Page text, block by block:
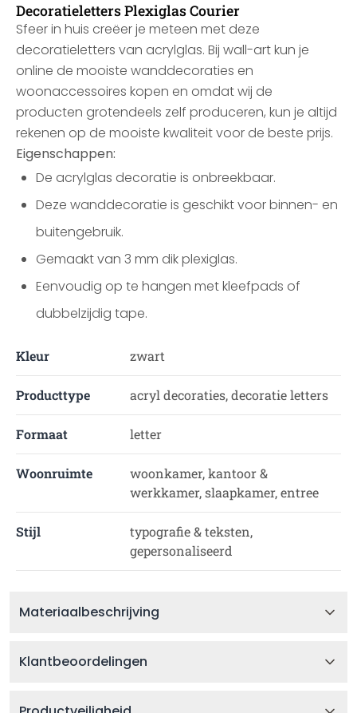
Decoratieletters Plexiglas Courier
Sfeer in huis creëer je meteen met deze
decoratieletters van acrylglas. Bij wall-art kun je
online de mooiste wanddecoraties en
woonaccessoires kopen en omdat wij de
producten grotendeels zelf produceren, kun je altijd
rekenen op de mooiste kwaliteit voor de beste prijs.
Eigenschappen:
De acrylglas decoratie is onbreekbaar.
Deze wanddecoratie is geschikt voor binnen- en
buitengebruik.
Gemaakt van 3 mm dik plexiglas.
Eenvoudig op te hangen met kleefpads of
dubbelzijdig tape.
Kleur zwart
Producttype acryl decoraties, decoratie letters
Formaat letter
Woonruimte
woonkamer, kantoor &
werkkamer, slaapkamer, entree
Stijl
typografie & teksten,
gepersonaliseerd
Materiaalbeschrijving
Klantbeoordelingen